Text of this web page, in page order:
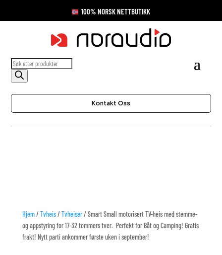
100% NORSK NETTBUTIKK
Products
search
Kontakt Oss
Hjem/Tvheis/Tvheiser/ Smart Small motorisert TV-heis med stemme-
og appstyring for 17-32 tommers tver. Perfekt for Båt og Camping! Gratis
frakt! Nytt parti ankommer første uken i september!